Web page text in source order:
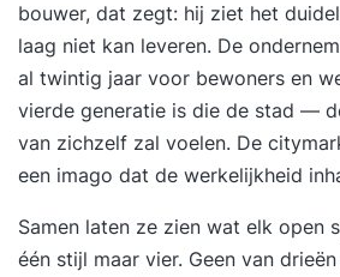
bouwer, dat zegt: hij ziet het
laag niet kan leveren. De
al twintig jaar voor bewoners en
vierde generatie is die de stad —
van zichzelf zal voelen. De
een imago dat de werkelijkheid
Samen laten ze zien wat elk open
één stijl maar vier. Geen van